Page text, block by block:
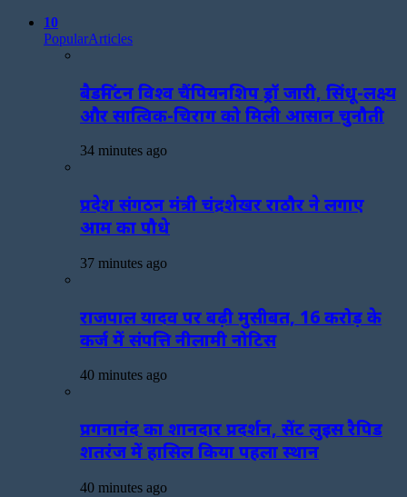
10
PopularArticles
बैडमिंटन विश्व चैंपियनशिप ड्रॉ जारी, सिंधू-लक्ष्य
और सात्विक-चिराग को मिली आसान चुनौती
34 minutes ago
प्रदेश संगठन मंत्री चंद्रशेखर राठौर ने लगाए
आम का पौधे
37 minutes ago
राजपाल यादव पर बढ़ी मुसीबत, 16 करोड़ के
कर्ज में संपत्ति नीलामी नोटिस
40 minutes ago
प्रगनानंद का शानदार प्रदर्शन, सेंट लुइस रैपिड
शतरंज में हासिल किया पहला स्थान
40 minutes ago